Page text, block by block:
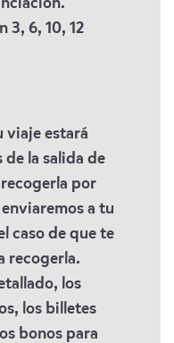
3, 6, 10, 12
viaje estará
de la salida de
por
a tu
caso de que te
recogerla.
los
los billetes
bonos para